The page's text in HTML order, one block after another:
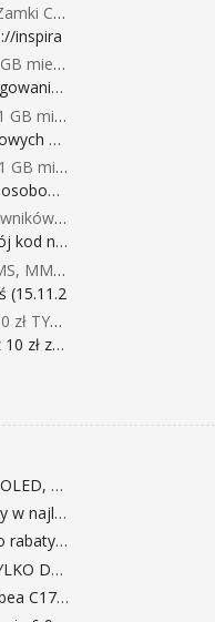
za 39zł
inspira
do
a nieo
Android Pay)
na 40
numeru do Play NEXT
(15.11.2
DZISIAJ
zł za r
Homecare AICALL V8, 5.5" AMOLED, 4/128GB, Snapdragon 652, LTE, QC3.0, 3400mAh za 416zł
HTC U Ultra 4/64GB LTE czarny w najlepszej cenie na rynku 799 zł!!!
Wyprzedaż noworoczna w al.to rabaty do 72%
Home&you - 2 rzecz z 10 zł TYLKO DZISIAJ
Odkurzacz bezprzewodowy Dibea C17 za 77.99$ (~290zł)